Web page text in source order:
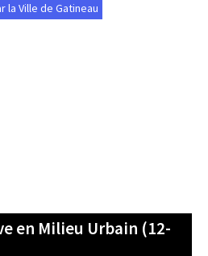
la Ville de Gatineau
en Milieu Urbain (12-